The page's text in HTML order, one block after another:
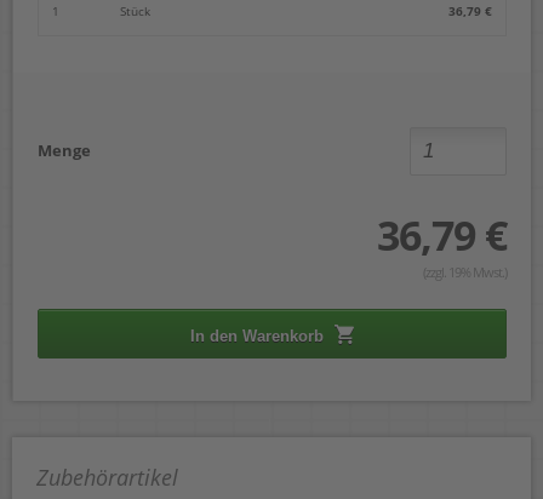
1
Stück 36,79 €
Menge
36,79 €
(zzgl. 19% Mwst.)
In den Warenkorb
Zubehörartikel